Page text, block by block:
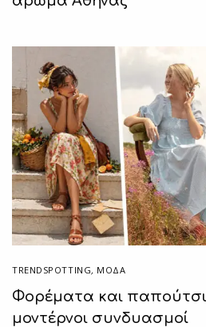
TRENDSPOTTING, ΜΟΔΑ
Φορέματα και
μοντέρνοι συνδυασμοί